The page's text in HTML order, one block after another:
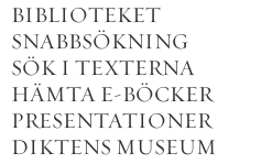
BIBLIOTEKET
SNABBSÖKNING
SÖK I TEXTERNA
HÄMTA E-BÖCKER
PRESENTATIONER
DIKTENS MUSEUM